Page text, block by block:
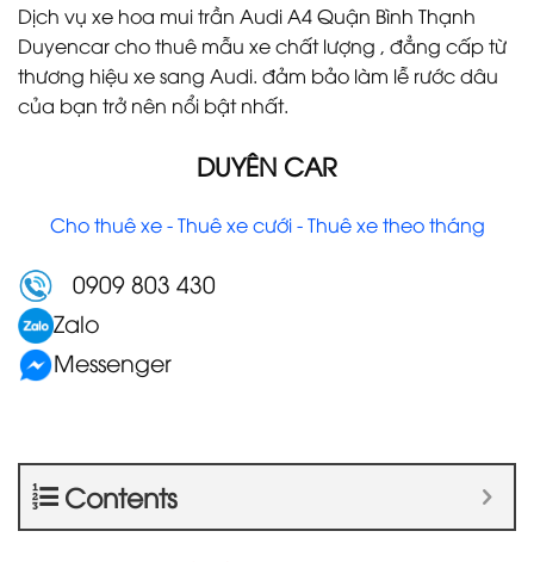
Dịch vụ xe hoa mui trần Audi A4 Quận Bình Thạnh
Duyencar cho thuê mẫu xe chất lượng , đẳng cấp từ
thương hiệu xe sang Audi. đảm bảo làm lễ rước dâu
của bạn trở nên nổi bật nhất.
DUYÊN CAR
Cho thuê xe - Thuê xe cưới - Thuê xe theo tháng
0909 803 430
Zalo
Messenger
Contents